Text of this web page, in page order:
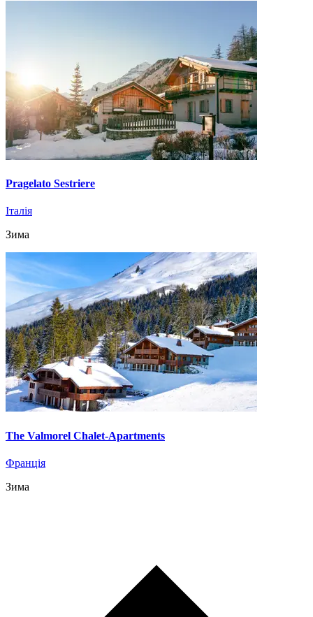
Pragelato Sestriere
Італія
Зима
The Valmorel Chalet-Apartments
Франція
Зима